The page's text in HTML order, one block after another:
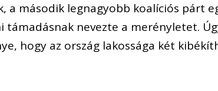
a második legnagyobb koalíciós párt
nevezte a merényletet.
hogy az ország lakossága két